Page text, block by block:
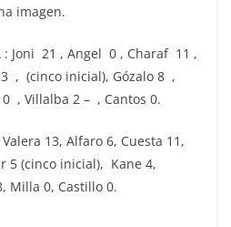
imagen.
: Joni 21 , Angel 0 , Charaf 11 ,
3 , (cinco inicial), Gózalo 8 ,
, Villalba 2 – , Cantos 0.
Valera 13, Alfaro 6, Cuesta 11,
5 (cinco inicial), Kane 4,
Milla 0, Castillo 0.